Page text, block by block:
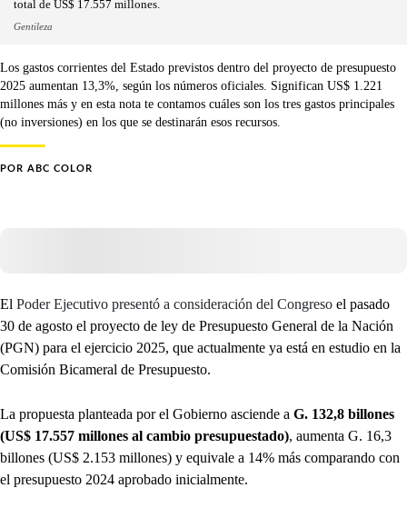
total de US$ 17.557 millones.
Gentileza
Los gastos corrientes del Estado previstos dentro del proyecto de presupuesto
2025 aumentan 13,3%, según los números oficiales. Significan US$ 1.221
millones más y en esta nota te contamos cuáles son los tres gastos principales
(no inversiones) en los que se destinarán esos recursos.
POR ABC COLOR
El Poder Ejecutivo presentó a consideración del Congreso el pasado
30 de agosto el proyecto de ley de Presupuesto General de la Nación
(PGN) para el ejercicio 2025, que actualmente ya está en estudio en la
Comisión Bicameral de Presupuesto.
La propuesta planteada por el Gobierno asciende a G. 132,8 billones
(US$ 17.557 millones al cambio presupuestado), aumenta G. 16,3
billones (US$ 2.153 millones) y equivale a 14% más comparando con
el presupuesto 2024 aprobado inicialmente.